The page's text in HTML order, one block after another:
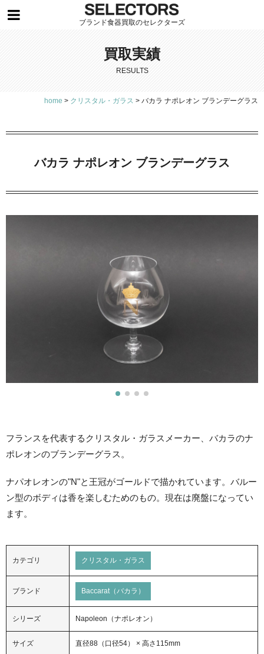
ブランド食器買取のセレクターズ
買取実績
RESULTS
home > クリスタル・ガラス > バカラ ナポレオン ブランデーグラス
バカラ ナポレオン ブランデーグラス
フランスを代表するクリスタル・ガラスメーカー、バカラのナ
ポレオンのブランデーグラス。
ナパオレオンの"N"と王冠がゴールドで描かれています。バルー
ン型のボディは香を楽しむためのもの。現在は廃盤になってい
ます。
カテゴリ クリスタル・ガラス
ブランド Baccarat（バカラ）
シリーズ Napoleon（ナポレオン）
サイズ 直径88（口径54） × 高さ115mm